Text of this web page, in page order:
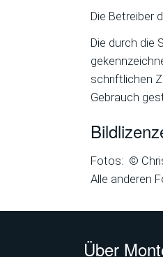
Die Betreiber
Die durch die
schriftlichen
Gebrauch
Fotos: ©
Alle anderen
Über